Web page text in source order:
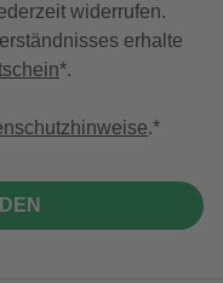
widerrufen.
erhalte
*.
.